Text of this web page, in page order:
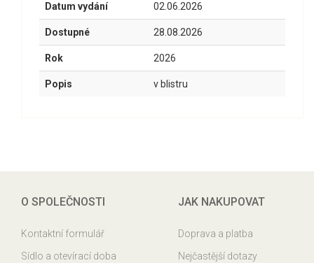
Datum vydání 02.06.2026
Dostupné 28.08.2026
Rok 2026
Popis v blistru
O SPOLEČNOSTI
Kontaktní formulář
Sídlo a otevírací doba
JAK NAKUPOVAT
Doprava a platba
Nejčastější dotazy